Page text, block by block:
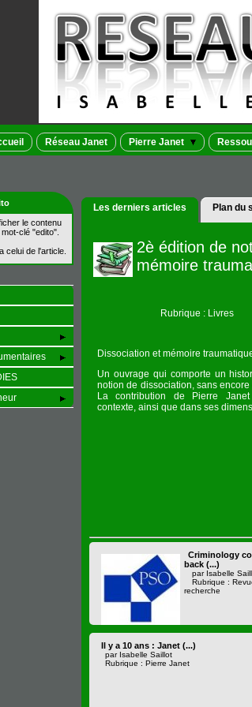
Réseau Janet Pierre Janet
Les derniers articles Plan du
2è édition de
mémoire
Rubrique : Livres
Dissociation et mémoire
Un ouvrage qui comporte un
notion de dissociation, sans
La contribution de Pierre
contexte, ainsi que dans ses
Criminology
back (...)
par Isabelle
Rubrique :
recherche
Il y a 10 ans : Janet (...)
par Isabelle Saillot
Rubrique : Pierre Janet
le contenu
clé "edito".
celui de l'article.